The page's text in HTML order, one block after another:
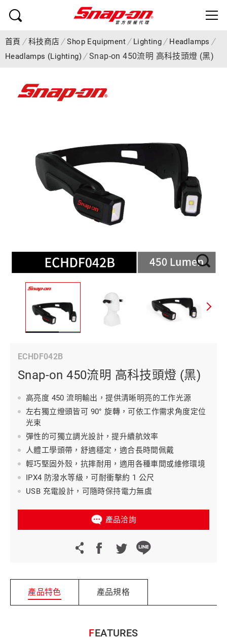
首頁 科技商店 Shop Equipment Lighting
Headlamps
Headlamps (Lighting)
Snap-on 450流明 高科技頭燈 (黑)
ECHDF042B
Snap-on 450流明 高科技頭燈 (黑)
高亮度 450 流明輸出，提供清晰明亮的工作光源
左右獨立燈頭皆可 90° 旋轉，可依工作需求角度定位
光束
彈性的可獨立調光設計，提升續航效率
人體工學頭帶，舒適穩定，適合長時間佩戴
輕巧堅固外殼，抗摔耐用，適用各種車間或維修環境
IPX4 防潑水等級，可耐衝擊約 1 公尺
USB 充電設計，可隨時保持電力無虞
產品洽詢
產品特色 產品規格
FEATURES